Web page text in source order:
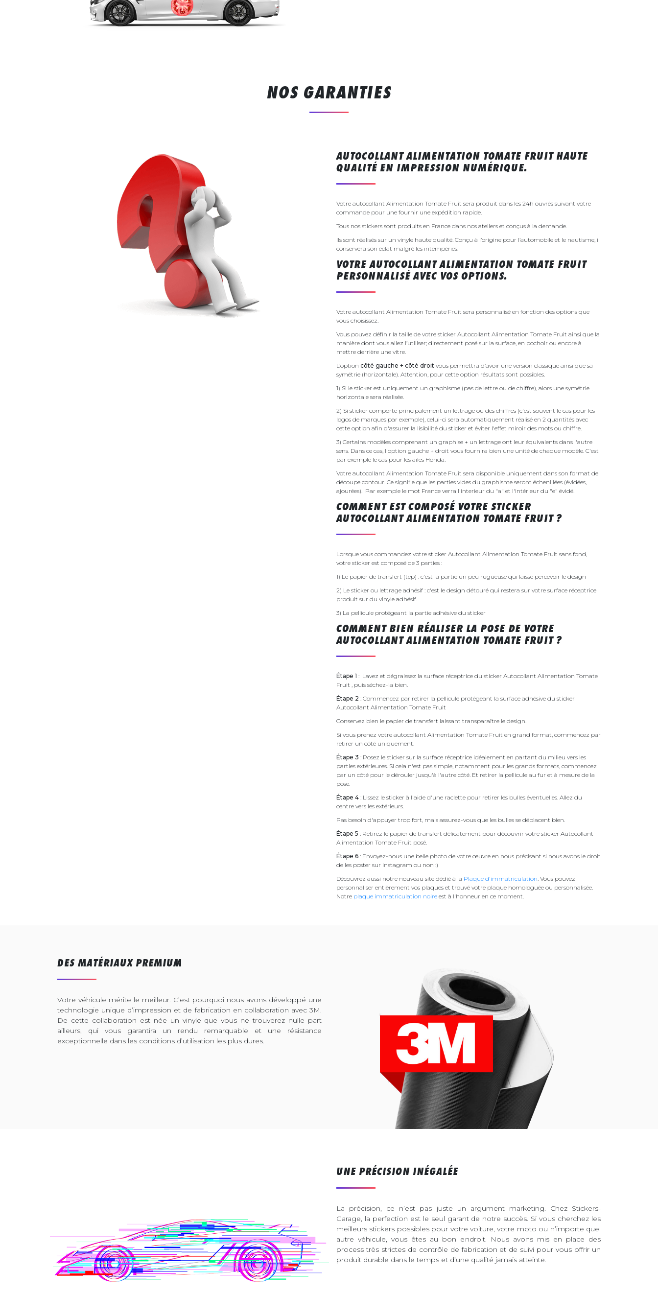
NOS GARANTIES
AUTOCOLLANT ALIMENTATION TOMATE FRUIT HAUTE
QUALITÉ EN IMPRESSION NUMÉRIQUE.
Votre autocollant Alimentation Tomate Fruit sera produit dans les 24h ouvrés suivant votre
commande pour une fournir une expédition rapide.
Tous nos stickers sont produits en France dans nos ateliers et conçus à la demande.
Ils sont réalisés sur un vinyle haute qualité. Conçu à l’origine pour l’automobile et le nautisme, il
conservera son éclat malgré les intempéries.
VOTRE AUTOCOLLANT ALIMENTATION TOMATE FRUIT
PERSONNALISÉ AVEC VOS OPTIONS.
Votre autocollant Alimentation Tomate Fruit sera personnalisé en fonction des options que
vous choisissez.
Vous pouvez définir la taille de votre sticker Autocollant Alimentation Tomate Fruit ainsi que la
manière dont vous allez l’utiliser; directement posé sur la surface, en pochoir ou encore à
mettre derrière une vitre.
L’option côté gauche + côté droit vous permettra d’avoir une version classique ainsi que sa
symétrie (horizontale). Attention, pour cette option résultats sont possibles.
1) Si le sticker est uniquement un graphisme (pas de lettre ou de chiffre), alors une symétrie
horizontale sera réalisée.
2) Si sticker comporte principalement un lettrage ou des chiffres (c'est souvent le cas pour les
logos de marques par exemple), celui-ci sera automatiquement réalisé en 2 quantités avec
cette option afin d'assurer la lisibilité du sticker et éviter l'effet miroir des mots ou chiffre.
3) Certains modèles comprenant un graphise + un lettrage ont leur équivalents dans l'autre
sens. Dans ce cas, l'option gauche + droit vous fournira bien une unité de chaque modèle. C'est
par exemple le cas pour les ailes Honda.
Votre autocollant Alimentation Tomate Fruit sera disponible uniquement dans son format de
découpe contour. Ce signifie que les parties vides du graphisme seront échenillées (évidées,
ajourées). Par exemple le mot France verra l'interieur du "a" et l'intérieur du "e" évidé.
COMMENT EST COMPOSÉ VOTRE STICKER
AUTOCOLLANT ALIMENTATION TOMATE FRUIT ?
Lorsque vous commandez votre sticker Autocollant Alimentation Tomate Fruit sans fond,
votre sticker est composé de 3 parties :
1) Le papier de transfert (tep) : c'est la partie un peu rugueuse qui laisse percevoir le design
2) Le sticker ou lettrage adhésif : c'est le design détouré qui restera sur votre surface réceptrice
produit sur du vinyle adhésif.
3) La pellicule protégeant la partie adhésive du sticker
COMMENT BIEN RÉALISER LA POSE DE VOTRE
AUTOCOLLANT ALIMENTATION TOMATE FRUIT ?
Étape 1 : Lavez et dégraissez la surface réceptrice du sticker Autocollant Alimentation Tomate
Fruit , puis séchez-la bien.
Étape 2 : Commencez par retirer la pellicule protégeant la surface adhésive du sticker
Autocollant Alimentation Tomate Fruit
Conservez bien le papier de transfert laissant transparaître le design.
Si vous prenez votre autocollant Alimentation Tomate Fruit en grand format, commencez par
retirer un côté uniquement.
Étape 3 : Posez le sticker sur la surface réceptrice idéalement en partant du milieu vers les
parties extérieures. Si cela n'est pas simple, notamment pour les grands formats, commencez
par un côté pour le dérouler jusqu'à l'autre côté. Et retirer la pellicule au fur et à mesure de la
pose.
Étape 4 : Lissez le sticker à l'aide d'une raclette pour retirer les bulles éventuelles. Allez du
centre vers les extérieurs.
Pas besoin d'appuyer trop fort, mais assurez-vous que les bulles se déplacent bien.
Étape 5 : Retirez le papier de transfert délicatement pour découvrir votre sticker Autocollant
Alimentation Tomate Fruit posé.
Étape 6 : Envoyez-nous une belle photo de votre œuvre en nous précisant si nous avons le droit
de les poster sur instagram ou non :)
Découvrez aussi notre nouveau site dédié à la Plaque d'immatriculation . Vous pouvez
personnaliser entièrement vos plaques et trouvé votre plaque homologuée ou personnalisée.
Notre plaque immatriculation noire est à l'honneur en ce moment.
DES MATÉRIAUX PREMIUM
Votre véhicule mérite le meilleur. C’est pourquoi nous avons développé une
technologie unique d’impression et de fabrication en collaboration avec 3M.
De cette collaboration est née un vinyle que vous ne trouverez nulle part
ailleurs, qui vous garantira un rendu remarquable et une résistance
exceptionnelle dans les conditions d’utilisation les plus dures.
UNE PRÉCISION INÉGALÉE
La précision, ce n’est pas juste un argument marketing. Chez Stickers-
Garage, la perfection est le seul garant de notre succès. Si vous cherchez les
meilleurs stickers possibles pour votre voiture, votre moto ou n’importe quel
autre véhicule, vous êtes au bon endroit. Nous avons mis en place des
process très strictes de contrôle de fabrication et de suivi pour vous offrir un
produit durable dans le temps et d’une qualité jamais atteinte.